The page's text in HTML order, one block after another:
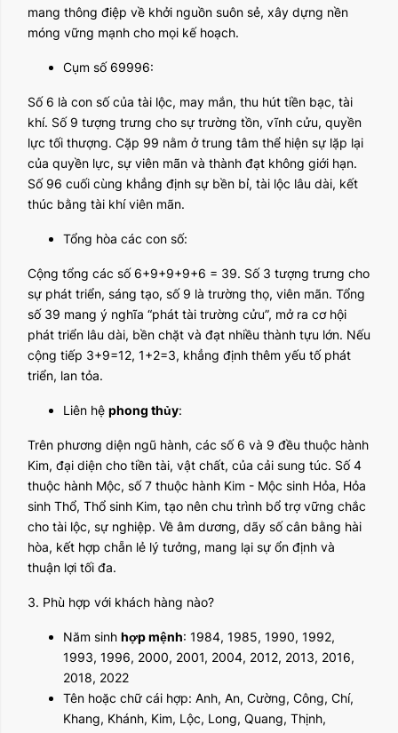
mang thông điệp về khởi nguồn suôn sẻ, xây dựng nền
móng vững mạnh cho mọi kế hoạch.
Cụm số 69996:
Số 6 là con số của tài lộc, may mắn, thu hút tiền bạc, tài
khí. Số 9 tượng trưng cho sự trường tồn, vĩnh cửu, quyền
lực tối thượng. Cặp 99 nằm ở trung tâm thể hiện sự lặp lại
của quyền lực, sự viên mãn và thành đạt không giới hạn.
Số 96 cuối cùng khẳng định sự bền bỉ, tài lộc lâu dài, kết
thúc bằng tài khí viên mãn.
Tổng hòa các con số:
Cộng tổng các số 6+9+9+9+6 = 39. Số 3 tượng trưng cho
sự phát triển, sáng tạo, số 9 là trường thọ, viên mãn. Tổng
số 39 mang ý nghĩa “phát tài trường cửu”, mở ra cơ hội
phát triển lâu dài, bền chặt và đạt nhiều thành tựu lớn. Nếu
cộng tiếp 3+9=12, 1+2=3, khẳng định thêm yếu tố phát
triển, lan tỏa.
Liên hệ phong thủy:
Trên phương diện ngũ hành, các số 6 và 9 đều thuộc hành
Kim, đại diện cho tiền tài, vật chất, của cải sung túc. Số 4
thuộc hành Mộc, số 7 thuộc hành Kim - Mộc sinh Hỏa, Hỏa
sinh Thổ, Thổ sinh Kim, tạo nên chu trình bổ trợ vững chắc
cho tài lộc, sự nghiệp. Về âm dương, dãy số cân bằng hài
hòa, kết hợp chẵn lẻ lý tưởng, mang lại sự ổn định và
thuận lợi tối đa.
3. Phù hợp với khách hàng nào?
Năm sinh hợp mệnh: 1984, 1985, 1990, 1992,
1993, 1996, 2000, 2001, 2004, 2012, 2013, 2016,
2018, 2022
Tên hoặc chữ cái hợp: Anh, An, Cường, Công, Chí,
Khang, Khánh, Kim, Lộc, Long, Quang, Thịnh,